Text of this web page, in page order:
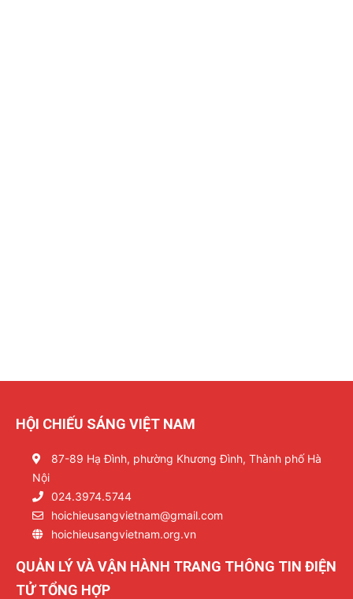
HỘI CHIẾU SÁNG VIỆT NAM
87-89 Hạ Đình, phường Khương Đình, Thành phố Hà
Nội
024.3974.5744
hoichieusangvietnam@gmail.com
hoichieusangvietnam.org.vn
QUẢN LÝ VÀ VẬN HÀNH TRANG THÔNG TIN ĐIỆN
TỬ TỔNG HỢP